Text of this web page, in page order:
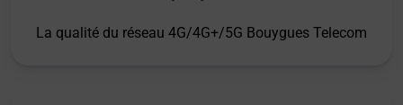
La qualité du réseau 4G/4G+/5G Bouygues Telecom